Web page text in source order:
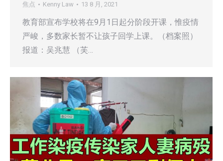
焦点 Kenny Law 13 8 月, 2021
教育部宣布学校将在9月1日起分阶段开课，惟疫情
严峻，多数家长暂不让孩子回学上课。（档案照）
报道：吴兆慧 （芙…